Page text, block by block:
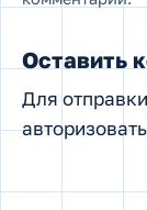
Оставить
Для